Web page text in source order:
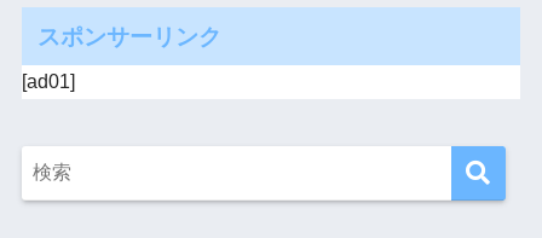
スポンサーリンク
[ad01]